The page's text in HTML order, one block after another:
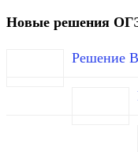
Новые решения
Решение